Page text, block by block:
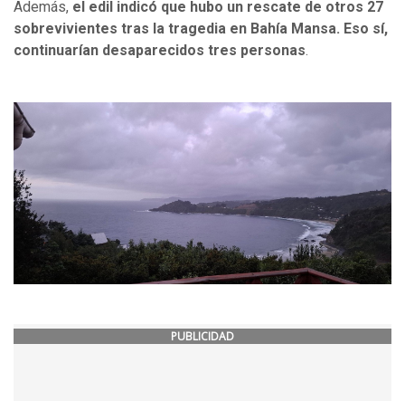
Además, el edil indicó que hubo un rescate de otros 27
sobrevivientes tras la tragedia en Bahía Mansa. Eso sí,
continuarían desaparecidos tres personas.
PUBLICIDAD